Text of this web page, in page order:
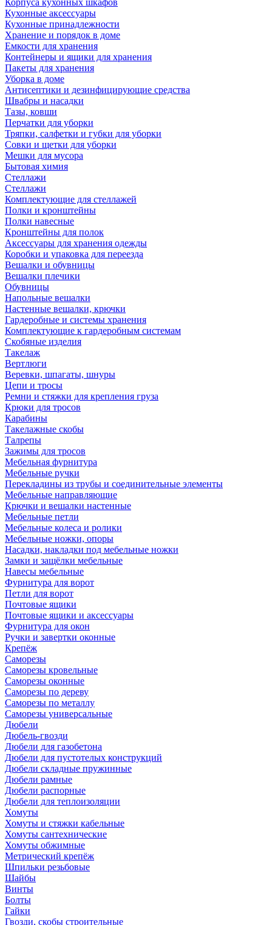
Корпуса кухонных шкафов
Кухонные аксессуары
Кухонные принадлежности
Хранение и порядок в доме
Емкости для хранения
Контейнеры и ящики для хранения
Пакеты для хранения
Уборка в доме
Антисептики и дезинфицирующие средства
Швабры и насадки
Тазы, ковши
Перчатки для уборки
Тряпки, салфетки и губки для уборки
Совки и щетки для уборки
Мешки для мусора
Бытовая химия
Стеллажи
Стеллажи
Комплектующие для стеллажей
Полки и кронштейны
Полки навесные
Кронштейны для полок
Аксессуары для хранения одежды
Коробки и упаковка для переезда
Вешалки и обувницы
Вешалки плечики
Обувницы
Напольные вешалки
Настенные вешалки, крючки
Гардеробные и системы хранения
Комплектующие к гардеробным системам
Скобяные изделия
Такелаж
Вертлюги
Веревки, шпагаты, шнуры
Цепи и тросы
Ремни и стяжки для крепления груза
Крюки для тросов
Карабины
Такелажные скобы
Талрепы
Зажимы для тросов
Мебельная фурнитура
Мебельные ручки
Перекладины из трубы и соединительные элементы
Мебельные направляющие
Крючки и вешалки настенные
Мебельные петли
Мебельные колеса и ролики
Мебельные ножки, опоры
Насадки, накладки под мебельные ножки
Замки и защёлки мебельные
Навесы мебельные
Фурнитура для ворот
Петли для ворот
Почтовые ящики
Почтовые ящики и аксессуары
Фурнитура для окон
Ручки и завертки оконные
Крепёж
Саморезы
Саморезы кровельные
Саморезы оконные
Саморезы по дереву
Саморезы по металлу
Саморезы универсальные
Дюбели
Дюбель-гвозди
Дюбели для газобетона
Дюбели для пустотелых конструкций
Дюбели складные пружинные
Дюбели рамные
Дюбели распорные
Дюбели для теплоизоляции
Хомуты
Хомуты и стяжки кабельные
Хомуты сантехнические
Хомуты обжимные
Метрический крепёж
Шпильки резьбовые
Шайбы
Винты
Болты
Гайки
Гвозди, скобы строительные